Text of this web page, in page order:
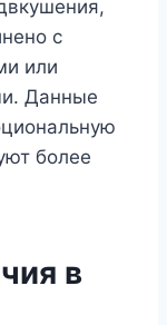
с
или
Данные
более
в